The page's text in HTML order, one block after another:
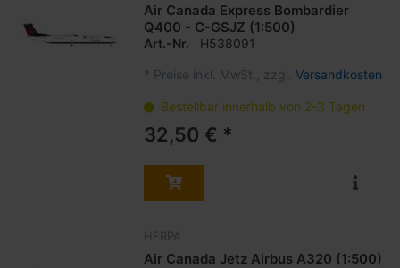
Air Canada Express Bombardier
Q400 - C-GSJZ (1:500)
Art.-Nr. H538091
* Preise inkl. MwSt., zzgl. Versandkosten
Bestellbar innerhalb von 2-3 Tagen
32,50 € *
HERPA
Air Canada Jetz Airbus A320 (1:500)